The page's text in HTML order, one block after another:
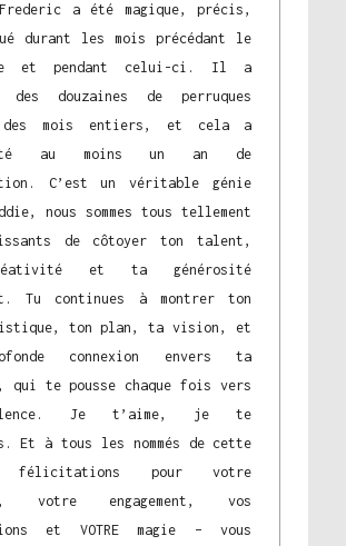
a été magique, précis,
durant les mois précédant le
et pendant celui-ci. Il a
des douzaines de perruques
des mois entiers, et cela a
au moins un an de
C’est un véritable génie
nous sommes tous tellement
de côtoyer ton talent,
et ta générosité
Tu continues à montrer ton
ton plan, ta vision, et
connexion envers ta
qui te pousse chaque fois vers
Je t’aime, je te
Et à tous les nommés de cette
félicitations pour votre
votre engagement, vos
et VOTRE magie – vous